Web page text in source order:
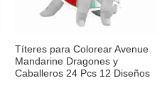
Títeres para Colorear Avenue
Mandarine Dragones y
Caballeros 24 Pcs 12 Diseños